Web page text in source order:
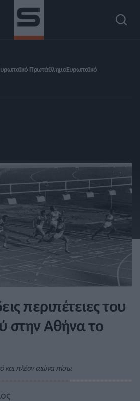
ΠρωτάθλημαΕυρωπαϊκό
περιπέτειες του
στην Αθήνα το
και πλέον αιώνα πίσω.